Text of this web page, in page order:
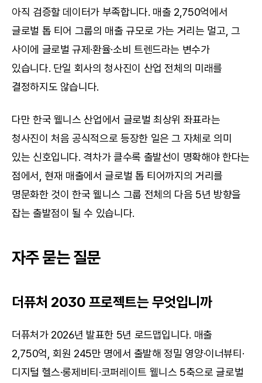
아직 검증할 데이터가 부족합니다. 매출 2,750억에서
글로벌 톱 티어 그룹의 매출 규모로 가는 거리는 멀고, 그
사이에 글로벌 규제·환율·소비 트렌드라는 변수가
있습니다. 단일 회사의 청사진이 산업 전체의 미래를
결정하지도 않습니다.
다만 한국 웰니스 산업에서 글로벌 최상위 좌표라는
청사진이 처음 공식적으로 등장한 일은 그 자체로 의미
있는 신호입니다. 격차가 클수록 출발선이 명확해야 한다는
점에서, 현재 매출에서 글로벌 톱 티어까지의 거리를
명문화한 것이 한국 웰니스 그룹 전체의 다음 5년 방향을
잡는 출발점이 될 수 있습니다.
자주 묻는 질문
더퓨처 2030 프로젝트는 무엇입니까
더퓨처가 2026년 발표한 5년 로드맵입니다. 매출
2,750억, 회원 245만 명에서 출발해 정밀 영양·이너뷰티·
디지털 헬스·롱제비티·코퍼레이트 웰니스 5축으로 글로벌